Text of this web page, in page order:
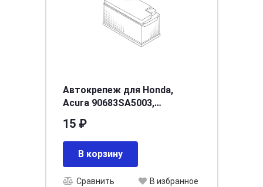
Автокрепеж для Honda,
Acura 90683SA5003,
(50шт)
15 ₽
В корзину
Сравнить В избранное